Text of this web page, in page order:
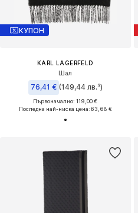
КУПОН
KARL LAGERFELD
Шал
76,41 € (149,44 лв.³)
Първоначално: 119,00 €
Последна най-ниска цена:63,68 €